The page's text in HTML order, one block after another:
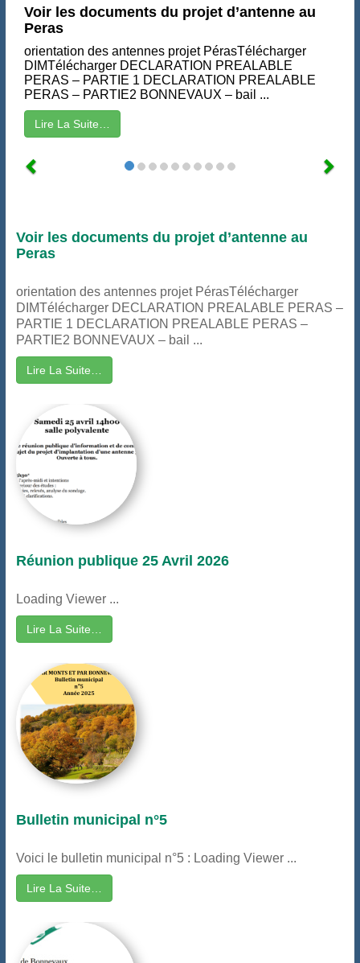
Voir les documents du projet d’antenne au
Peras
orientation des antennes projet PérasTélécharger
DIMTélécharger DECLARATION PREALABLE
PERAS – PARTIE 1 DECLARATION PREALABLE
PERAS – PARTIE2 BONNEVAUX – bail ...
Lire La Suite…
Voir les documents du projet d’antenne au
Peras
orientation des antennes projet PérasTélécharger
DIMTélécharger DECLARATION PREALABLE PERAS –
PARTIE 1 DECLARATION PREALABLE PERAS –
PARTIE2 BONNEVAUX – bail ...
Lire La Suite…
Réunion publique 25 Avril 2026
Loading Viewer ...
Lire La Suite…
Bulletin municipal n°5
Voici le bulletin municipal n°5 : Loading Viewer ...
Lire La Suite…